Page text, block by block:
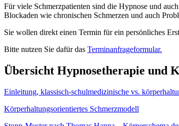
Für viele Schmerzpatienten sind die Hypnose und
Blockaden wie chronischen Schmerzen und auch
Sie wollen direkt einen Termin für ein persönliches
Bitte nutzen Sie dafür das Terminanfrageformular.
Übersicht Hypnosetherapie und
Einleitung, klassisch-schulmedizinische vs.
Körperhaltungsorientiertes Schmerzmodell